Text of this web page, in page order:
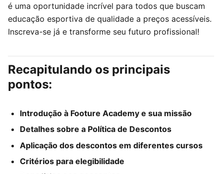
é uma oportunidade incrível para todos que buscam
educação esportiva de qualidade a preços acessíveis.
Inscreva-se já e transforme seu futuro profissional!
Recapitulando os principais
pontos:
Introdução à Footure Academy e sua missão
Detalhes sobre a Política de Descontos
Aplicação dos descontos em diferentes cursos
Critérios para elegibilidade